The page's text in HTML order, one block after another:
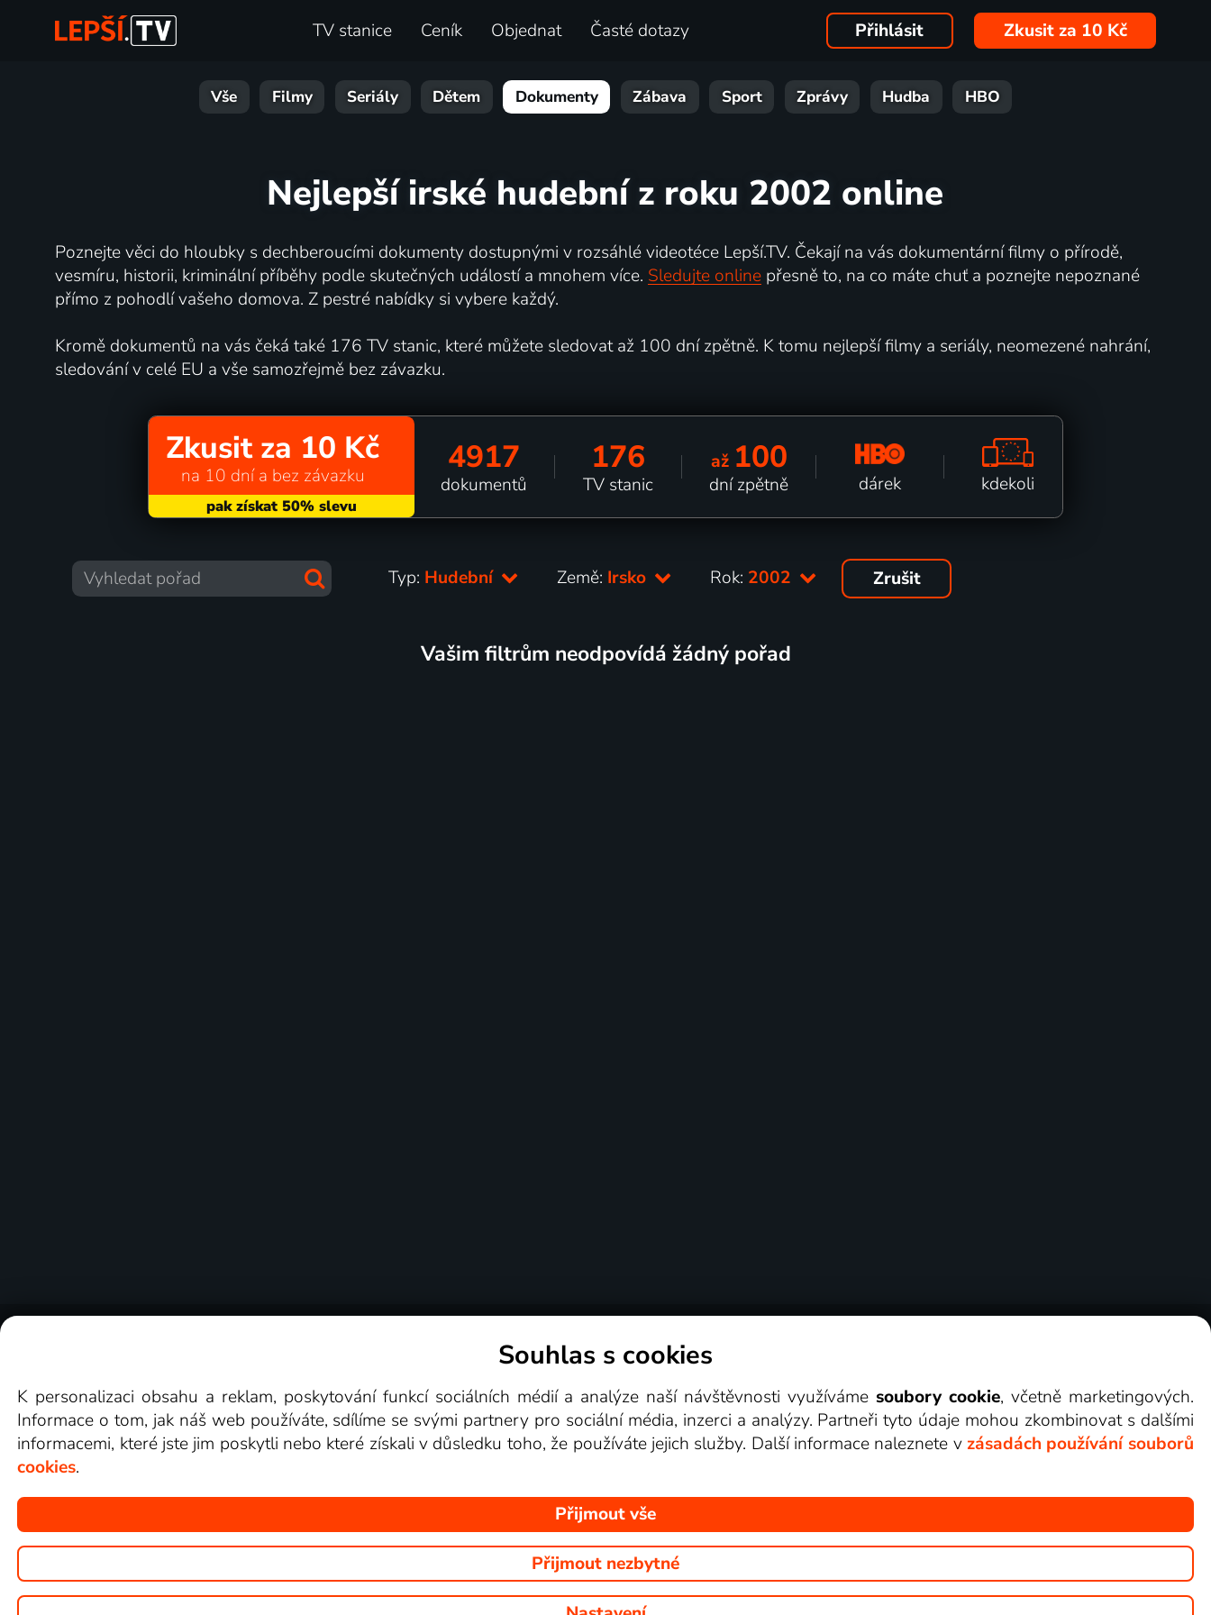
TV stanice Ceník Objednat Časté dotazy Přihlásit Zkusit za 10 Kč
Vše Filmy Seriály Dětem Dokumenty Zábava Sport Zprávy Hudba HBO
Nejlepší irské hudební z roku 2002 online
Poznejte věci do hloubky s dechberoucími dokumenty dostupnými v rozsáhlé videotéce Lepší.TV. Čekají na vás dokumentární filmy o přírodě,
vesmíru, historii, kriminální příběhy podle skutečných událostí a mnohem více. Sledujte onlinepřesně to, na co máte chuť a poznejte nepoznané
přímo z pohodlí vašeho domova. Z pestré nabídky si vybere každý.
Kromě dokumentů na vás čeká také 176 TV stanic, které můžete sledovat až 100 dní zpětně. K tomu nejlepší filmy a seriály, neomezené nahrání,
sledování v celé EU a vše samozřejmě bez závazku.
Zkusit za 10 Kč
na 10 dní a bez závazku 4917
dokumentů
176
TV stanic
až 100
dní zpětně dárek kdekoli
Typ: Hudební Země: Irsko Rok: 2002 Zrušit
Vašim filtrům neodpovídá žádný pořad
Videotéka
Copyright © goNET s.r.o. Na tomto webu jsou zobrazovány obrázky z pořadů TV stanic, které můžete sledovat v Lepší.TV.
Souhlas s cookies
K personalizaci obsahu a reklam, poskytování funkcí sociálních médií a analýze naší návštěvnosti využívámesoubory cookie, včetně marketingových.
Informace o tom, jak náš web používáte, sdílíme se svými partnery pro sociální média, inzerci a analýzy. Partneři tyto údaje mohou zkombinovat s dalšími
informacemi, které jste jim poskytli nebo které získali v důsledku toho, že používáte jejich služby. Další informace naleznete v zásadách používání souborů
cookies.
Přijmout vše
Přijmout nezbytné